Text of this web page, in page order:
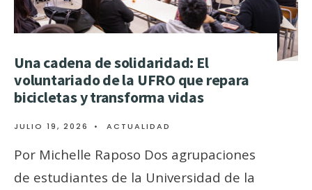
Una cadena de solidaridad: El
voluntariado de la UFRO que repara
bicicletas y transforma vidas
JULIO 19, 2026 • ACTUALIDAD
Por Michelle Raposo Dos agrupaciones
de estudiantes de la Universidad de la